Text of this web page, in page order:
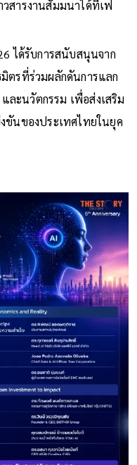
สารงานสัมมนาได้ที่เฟ
ได้รับการสนับสนุนจาก
ตรที่ร่วมผลักดันการแลก
ละนวัตกรรม เพื่อส่งเสริม
ขันของประเทศไทยในยุค